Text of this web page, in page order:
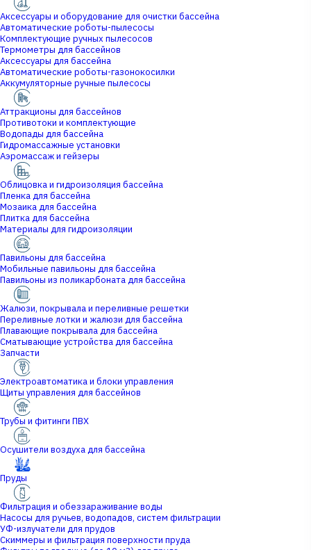
Аксессуары и оборудование для очистки бассейна
Автоматические роботы-пылесосы
Комплектующие ручных пылесосов
Термометры для бассейнов
Аксессуары для бассейна
Автоматические роботы-газонокосилки
Аккумуляторные ручные пылесосы
Аттракционы для бассейнов
Противотоки и комплектующие
Водопады для бассейна
Гидромассажные установки
Аэромассаж и гейзеры
Облицовка и гидроизоляция бассейна
Пленка для бассейна
Мозаика для бассейна
Плитка для бассейна
Материалы для гидроизоляции
Павильоны для бассейна
Мобильные павильоны для бассейна
Павильоны из поликарбоната для бассейна
Жалюзи, покрывала и переливные решетки
Переливные лотки и жалюзи для бассейна
Плавающие покрывала для бассейна
Сматывающие устройства для бассейна
Запчасти
Электроавтоматика и блоки управления
Щиты управления для бассейнов
Трубы и фитинги ПВХ
Осушители воздуха для бассейна
Пруды
Фильтрация и обеззараживание воды
Насосы для ручьев, водопадов, систем фильтрации
УФ-излучатели для прудов
Скиммеры и фильтрация поверхности пруда